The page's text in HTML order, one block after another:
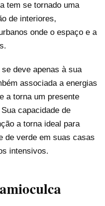
tem se tornado uma
de interiores,
onde o espaço e a
deve apenas à sua
associada a energias
a torna um presente
capacidade de
a torna ideal para
de verde em suas casas
intensivos.